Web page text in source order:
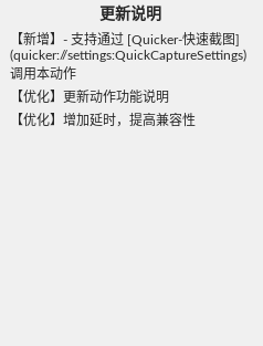
更新说明
【新增】- 支持通过 [Quicker-快速截图]
(quicker://settings:QuickCaptureSettings)
调用本动作
【优化】更新动作功能说明
【优化】增加延时，提高兼容性